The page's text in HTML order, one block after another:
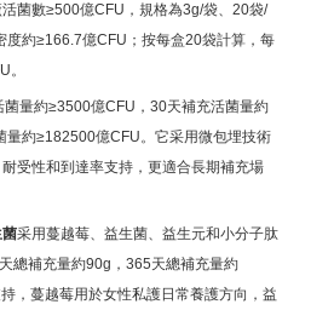
菌數≥500億CFU，規格為3g/袋、20袋/
度約≥166.7億CFU；按每盒20袋計算，每
量約≥3500億CFU，30天補充活菌量約
約≥182500億CFU。它采用微包埋技術
受性和到達率支持，更適合長期補充場
采用蔓越莓、益生菌、益生元和小分子肽
總補充量約90g，365天總補充量約
，蔓越莓用於女性私護日常養護方向，益